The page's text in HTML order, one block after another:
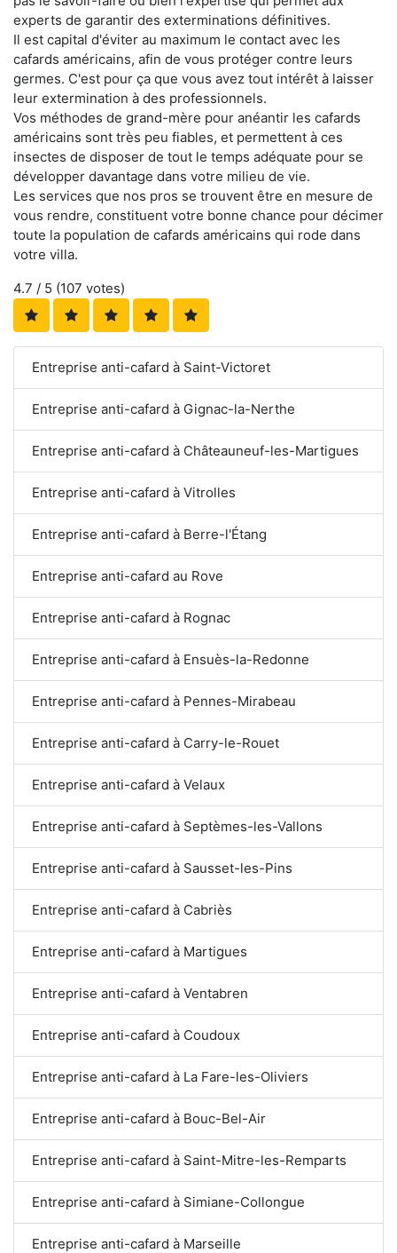
experts de garantir des exterminations définitives.
Il est capital d'éviter au maximum le contact avec les
cafards américains, afin de vous protéger contre leurs
germes. C'est pour ça que vous avez tout intérêt à laisser
leur extermination à des professionnels.
Vos méthodes de grand-mère pour anéantir les cafards
américains sont très peu fiables, et permettent à ces
insectes de disposer de tout le temps adéquate pour se
développer davantage dans votre milieu de vie.
Les services que nos pros se trouvent être en mesure de
vous rendre, constituent votre bonne chance pour décimer
toute la population de cafards américains qui rode dans
votre villa.
4.7 / 5 (107 votes)
Entreprise anti-cafard à Saint-Victoret
Entreprise anti-cafard à Gignac-la-Nerthe
Entreprise anti-cafard à Châteauneuf-les-Martigues
Entreprise anti-cafard à Vitrolles
Entreprise anti-cafard à Berre-l'Étang
Entreprise anti-cafard au Rove
Entreprise anti-cafard à Rognac
Entreprise anti-cafard à Ensuès-la-Redonne
Entreprise anti-cafard à Pennes-Mirabeau
Entreprise anti-cafard à Carry-le-Rouet
Entreprise anti-cafard à Velaux
Entreprise anti-cafard à Septèmes-les-Vallons
Entreprise anti-cafard à Sausset-les-Pins
Entreprise anti-cafard à Cabriès
Entreprise anti-cafard à Martigues
Entreprise anti-cafard à Ventabren
Entreprise anti-cafard à Coudoux
Entreprise anti-cafard à La Fare-les-Oliviers
Entreprise anti-cafard à Bouc-Bel-Air
Entreprise anti-cafard à Saint-Mitre-les-Remparts
Entreprise anti-cafard à Simiane-Collongue
Entreprise anti-cafard à Marseille